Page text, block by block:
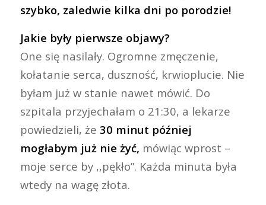
szybko, zaledwie kilka dni po porodzie!
Jakie były pierwsze objawy?
One się nasilały. Ogromne zmęczenie,
kołatanie serca, duszność, krwioplucie. Nie
byłam już w stanie nawet mówić. Do
szpitala przyjechałam o 21:30, a lekarze
powiedzieli, że 30 minut później
mogłabym już nie żyć, mówiąc wprost –
moje serce by ,,pękło”. Każda minuta była
wtedy na wagę złota.